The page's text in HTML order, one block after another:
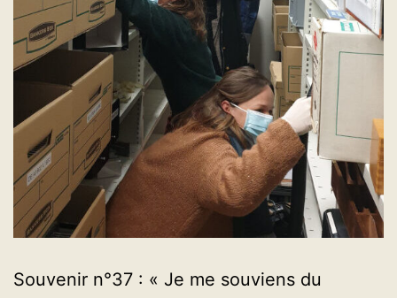
Souvenir n°37 : « Je me souviens du